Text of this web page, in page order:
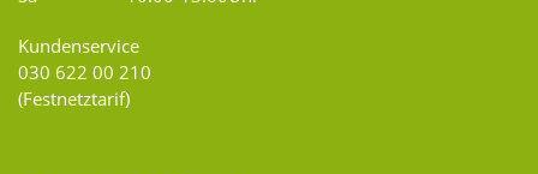
Kundenservice
030 622 00 210
(Festnetztarif)